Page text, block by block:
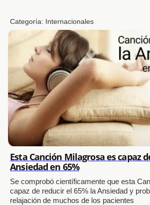
Categoría: Internacionales
Esta Canción Milagrosa es capaz
Ansiedad en 65%
Se comprobó científicamente que esta
capaz de reducir el 65% la Ansiedad y
relajación de muchos de los pacientes